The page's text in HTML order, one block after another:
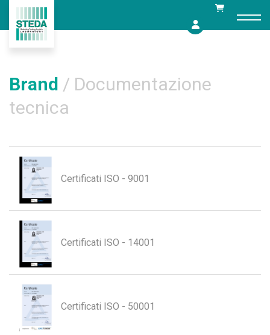
content
Brand / Documentazione
tecnica
Certificati ISO - 9001
Certificati ISO - 14001
Certificati ISO - 50001